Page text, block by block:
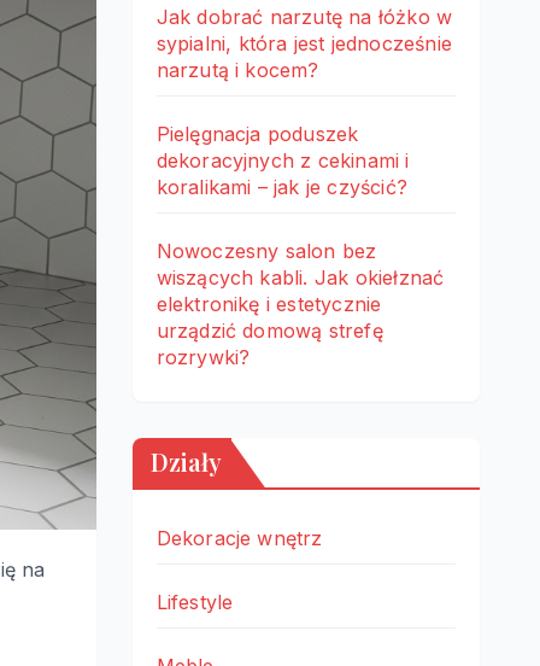
na
Jak dobrać narzutę na łóżko w
sypialni, która jest jednocześnie
narzutą i kocem?
Pielęgnacja poduszek
dekoracyjnych z cekinami i
koralikami – jak je czyścić?
Nowoczesny salon bez
wiszących kabli. Jak okiełznać
elektronikę i estetycznie
urządzić domową strefę
rozrywki?
Działy
Dekoracje wnętrz
Lifestyle